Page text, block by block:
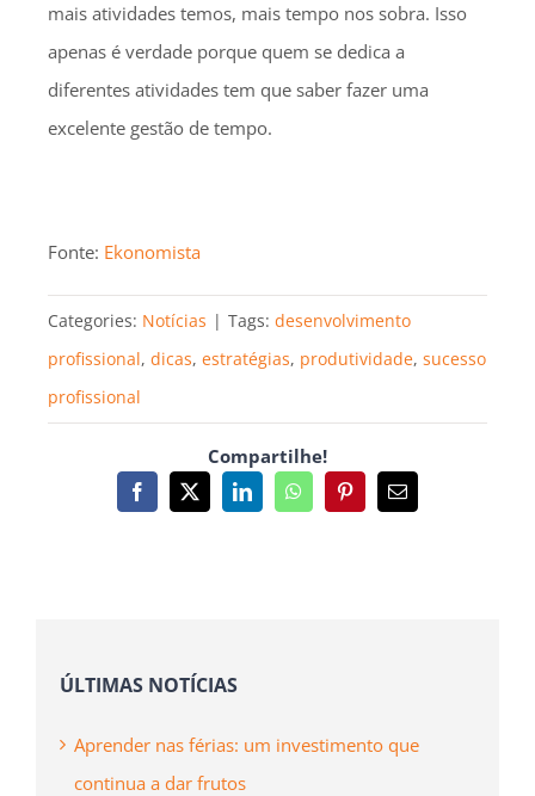
mais atividades temos, mais tempo nos sobra. Isso
apenas é verdade porque quem se dedica a
diferentes atividades tem que saber fazer uma
excelente gestão de tempo.
Fonte: Ekonomista
Categories: Notícias | Tags: desenvolvimento
profissional, dicas, estratégias, produtividade, sucesso
profissional
Compartilhe!
Facebook
X LinkedInWhatsAppPinterestEmail
ÚLTIMAS NOTÍCIAS
Aprender nas férias: um investimento que
continua a dar frutos